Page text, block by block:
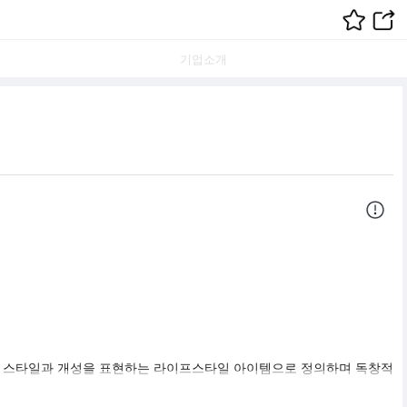
기업소개
타일과 개성을 표현하는 라이프스타일 아이템으로 정의하며 독창적